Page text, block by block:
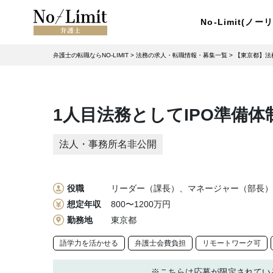
No-Limit(ノーリ
弁護士の転職ならNO-LIMIT > 法務の求人・転職情報・募集一覧 > 【東京都】
1人目法務としてIPO準備
法人・事務所名非公開
役職
リーダー（課長）、マネージャー（部長）
想定年収
800〜1200万円
勤務地
東京都
語学力を活かせる 弁護士会費負担 リモートワーク可